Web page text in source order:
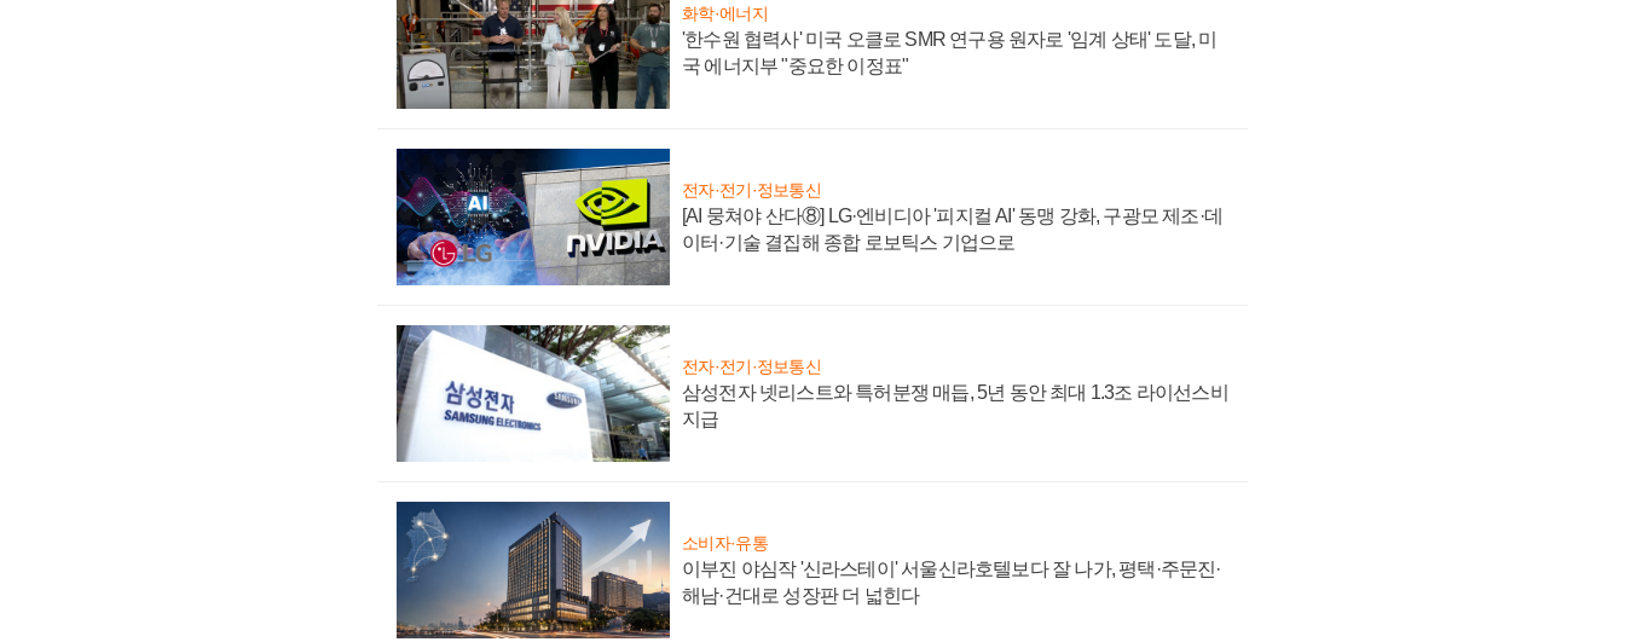
화학·에너지
'한수원 협력사' 미국 오클로 SMR 연구용 원자로 '임계 상태' 도달, 미
국 에너지부 "중요한 이정표"
전자·전기·정보통신
[AI 뭉쳐야 산다⑧] LG·엔비디아 '피지컬 AI' 동맹 강화, 구광모 제조·데
이터·기술 결집해 종합 로보틱스 기업으로
전자·전기·정보통신
삼성전자 넷리스트와 특허분쟁 매듭, 5년 동안 최대 1.3조 라이선스비
지급
소비자·유통
이부진 야심작 '신라스테이' 서울신라호텔보다 잘 나가, 평택·주문진·
해남·건대로 성장판 더 넓힌다